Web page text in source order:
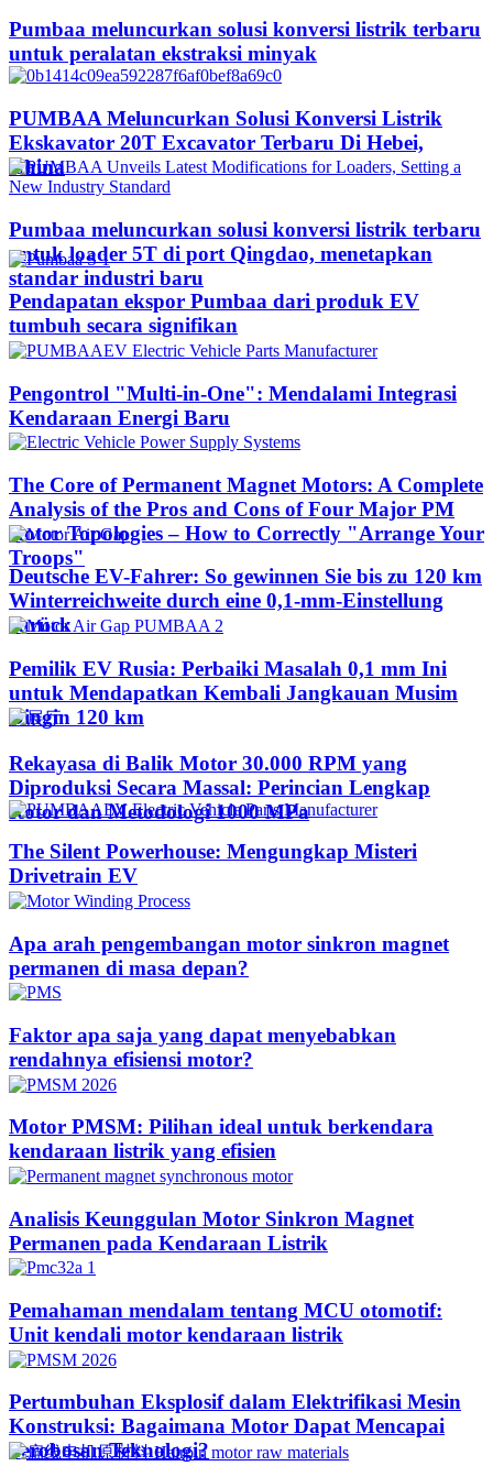
Pumbaa meluncurkan solusi konversi listrik terbaru
untuk peralatan ekstraksi minyak
PUMBAA Meluncurkan Solusi Konversi Listrik
Ekskavator 20T Excavator Terbaru Di Hebei,
China
Pumbaa meluncurkan solusi konversi listrik terbaru
untuk loader 5T di port Qingdao, menetapkan
standar industri baru
Pendapatan ekspor Pumbaa dari produk EV
tumbuh secara signifikan
Pengontrol "Multi-in-One": Mendalami Integrasi
Kendaraan Energi Baru
The Core of Permanent Magnet Motors: A Complete
Analysis of the Pros and Cons of Four Major PM
Rotor Topologies – How to Correctly "Arrange Your
Troops"
Deutsche EV-Fahrer: So gewinnen Sie bis zu 120 km
Winterreichweite durch eine 0,1-mm-Einstellung
zurück
Pemilik EV Rusia: Perbaiki Masalah 0,1 mm Ini
untuk Mendapatkan Kembali Jangkauan Musim
Dingin 120 km
Rekayasa di Balik Motor 30.000 RPM yang
Diproduksi Secara Massal: Perincian Lengkap
Rotor dan Metodologi 1000 MPa
The Silent Powerhouse: Mengungkap Misteri
Drivetrain EV
Apa arah pengembangan motor sinkron magnet
permanen di masa depan?
Faktor apa saja yang dapat menyebabkan
rendahnya efisiensi motor?
Motor PMSM: Pilihan ideal untuk berkendara
kendaraan listrik yang efisien
Analisis Keunggulan Motor Sinkron Magnet
Permanen pada Kendaraan Listrik
Pemahaman mendalam tentang MCU otomotif:
Unit kendali motor kendaraan listrik
Pertumbuhan Eksplosif dalam Elektrifikasi Mesin
Konstruksi: Bagaimana Motor Dapat Mencapai
Terobosan Teknologi?​